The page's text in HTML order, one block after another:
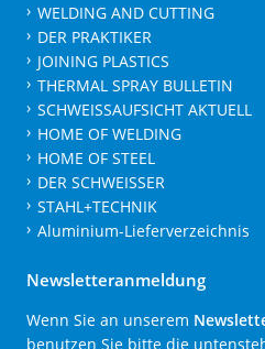
WELDING AND CUTTING
DER PRAKTIKER
JOINING PLASTICS
THERMAL SPRAY BULLETIN
SCHWEISSAUFSICHT AKTUELL
HOME OF WELDING
HOME OF STEEL
DER SCHWEISSER
STAHL+TECHNIK
Aluminium-Lieferverzeichnis
Newsletteranmeldung
Wenn Sie an unserem
benutzen Sie bitte die